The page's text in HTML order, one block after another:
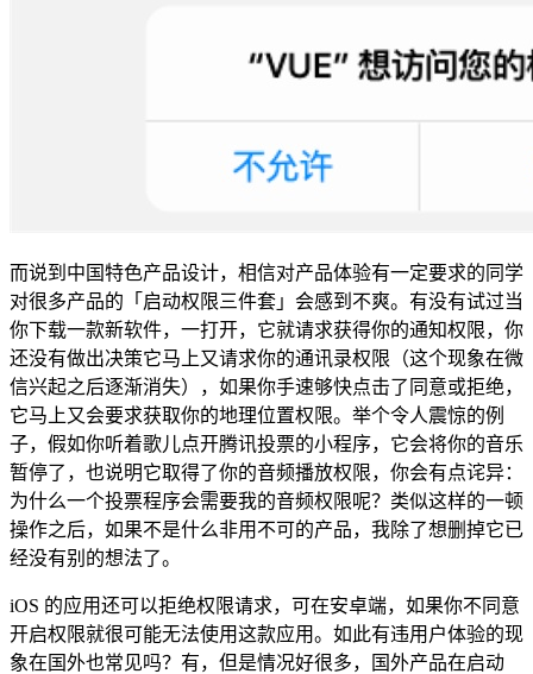
而说到中国特色产品设计，相信对产品体验有一定要求的同学
对很多产品的「启动权限三件套」会感到不爽。有没有试过当
你下载一款新软件，一打开，它就请求获得你的通知权限，你
还没有做出决策它马上又请求你的通讯录权限（这个现象在微
信兴起之后逐渐消失），如果你手速够快点击了同意或拒绝，
它马上又会要求获取你的地理位置权限。举个令人震惊的例
子，假如你听着歌儿点开腾讯投票的小程序，它会将你的音乐
暂停了，也说明它取得了你的音频播放权限，你会有点诧异：
为什么一个投票程序会需要我的音频权限呢？类似这样的一顿
操作之后，如果不是什么非用不可的产品，我除了想删掉它已
经没有别的想法了。
iOS 的应用还可以拒绝权限请求，可在安卓端，如果你不同意
开启权限就很可能无法使用这款应用。如此有违用户体验的现
象在国外也常见吗？有，但是情况好很多，国外产品在启动